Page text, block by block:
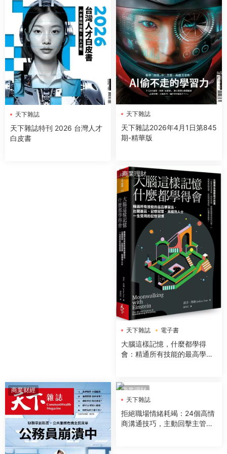
天下雜誌
天下雜誌特刊 2026 台灣人才
白皮書
天下雜誌
天下雜誌2026年4月1日第845
期-精華版
商業理財
天下雜誌 電子書
大腦這樣記憶，什麼都學得
會：精通所有技能的最高學習
商業财經
商業理財
天下雜誌
拒絕職場情緒耗竭：24個高情
商溝通技巧，主動回擊主管、